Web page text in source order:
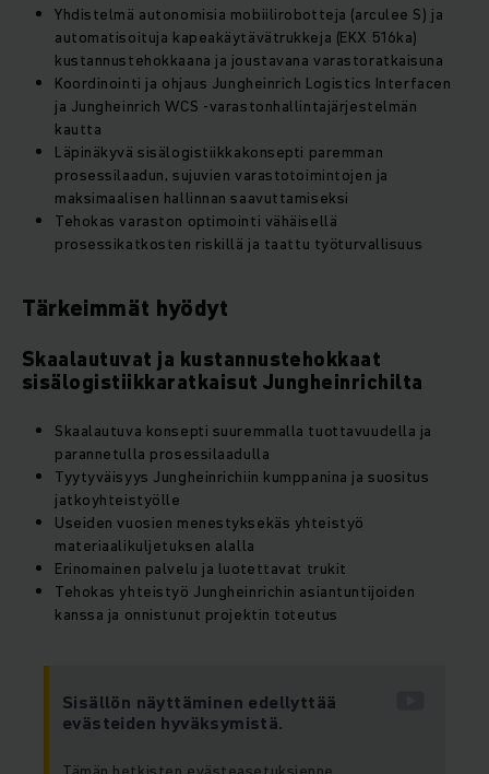
Yhdistelmä autonomisia mobiilirobotteja (arculee S) ja
automatisoituja kapeakäytävätrukkeja (EKX 516ka)
kustannustehokkaana ja joustavana varastoratkaisuna
Koordinointi ja ohjaus Jungheinrich Logistics Interfacen
ja Jungheinrich WCS -varastonhallintajärjestelmän
kautta
Läpinäkyvä sisälogistiikkakonsepti paremman
prosessilaadun, sujuvien varastotoimintojen ja
maksimaalisen hallinnan saavuttamiseksi
Tehokas varaston optimointi vähäisellä
prosessikatkosten riskillä ja taattu työturvallisuus
Tärkeimmät hyödyt
Skaalautuvat ja kustannustehokkaat
sisälogistiikkaratkaisut Jungheinrichilta
Skaalautuva konsepti suuremmalla tuottavuudella ja
parannetulla prosessilaadulla
Tyytyväisyys Jungheinrichiin kumppanina ja suositus
jatkoyhteistyölle
Useiden vuosien menestyksekäs yhteistyö
materiaalikuljetuksen alalla
Erinomainen palvelu ja luotettavat trukit
Tehokas yhteistyö Jungheinrichin asiantuntijoiden
kanssa ja onnistunut projektin toteutus
Sisällön näyttäminen edellyttää
evästeiden hyväksymistä.